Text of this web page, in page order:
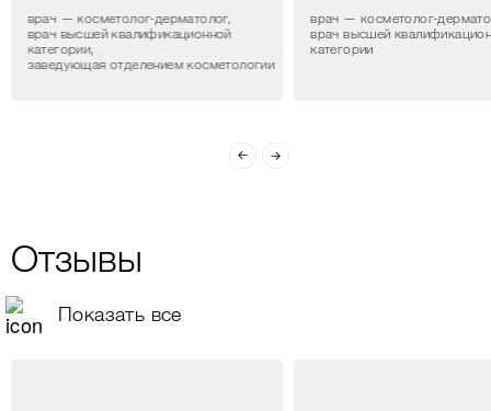
врач — косметолог-дерматолог,
врач высшей квалификационной
категории,
заведующая отделением косметологии
врач — косметолог-
врач высшей
категории
Отзывы
Показать все